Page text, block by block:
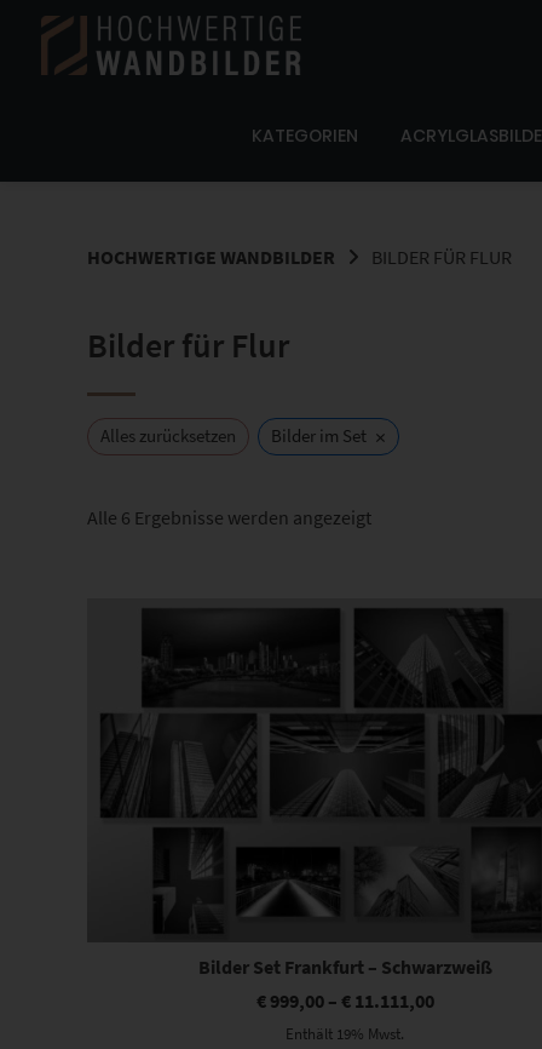
Springe
Inhalt
KATEGORIEN
HOCHWERTIGE WANDBILDER BILDER FÜR FLUR
Bilder für Flur
Alles zurücksetzen Bilder im Set ×
Alle 6 Ergebnisse werden angezeigtNach
Bilder Set Frankfurt – Schwarzweiß
€999,00– €11.111,00
Enthält 19% Mwst.